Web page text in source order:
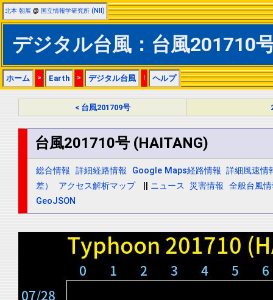
北本 朝展 @ 国立情報学研究所 (NII)
デジタル台風：台風201710
ホーム > Earth > デジタル台風 | ヘルプ
< 台風201709号
台風201710号 (HAITANG)
総合情報 詳細経路情報 Google Maps経路情報 詳細風速情
差）
アクセス解析マップ ニュース 災害情報 全般台風
GeoJSON